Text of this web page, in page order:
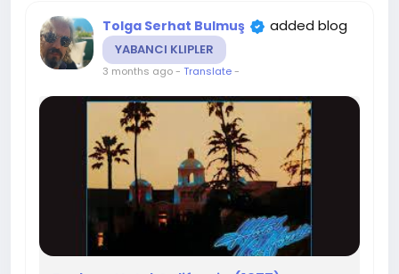
Tolga Serhat Bulmuş added blog
YABANCI KLIPLER
3 months ago- Translate-